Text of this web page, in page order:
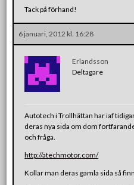
Tack på förhand!
6 januari, 2012 kl. 16:28
Erlandsson
Deltagare
Autotech i Trollhättan har iaf
deras nya sida om dom
och fråga.
http://atechmotor.com/
Kollar man deras gamla sida så